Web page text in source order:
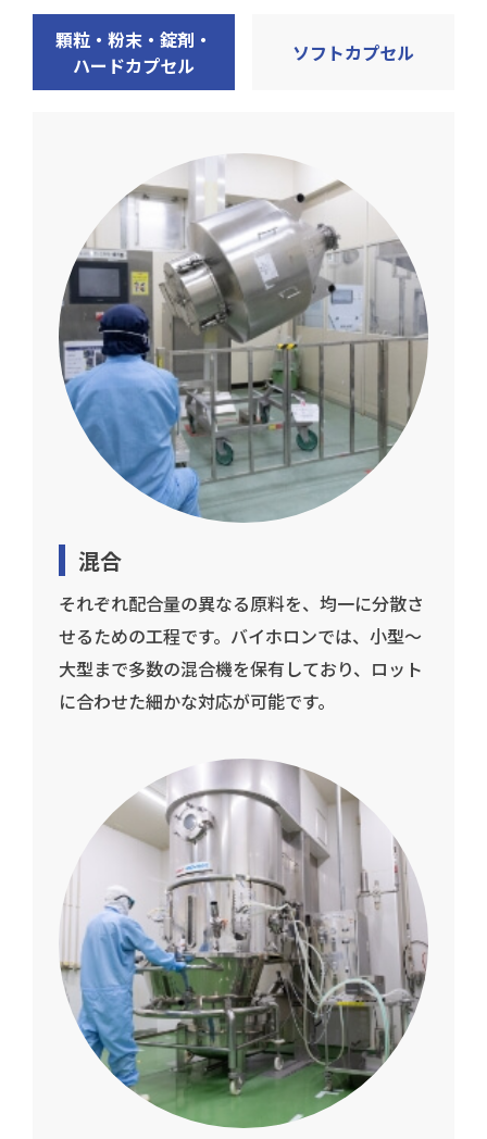
顆粒・粉末・錠剤・
ハードカプセル
ソフトカプセル
混合
それぞれ配合量の異なる原料を、均一に分散さ
せるための工程です。バイホロンでは、小型〜
大型まで多数の混合機を保有しており、ロット
に合わせた細かな対応が可能です。